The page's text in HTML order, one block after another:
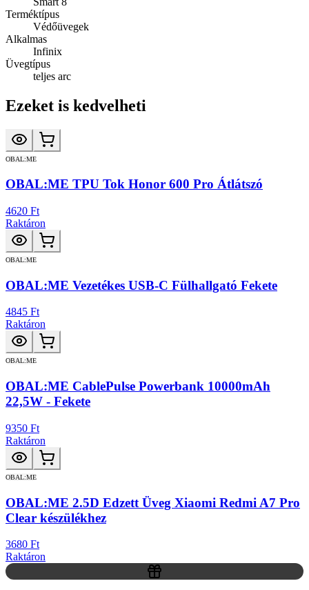
Terméktípus
Védőüvegek
Alkalmas
Infinix
Üvegtípus
teljes arc
Ezeket is kedvelheti
OBAL:ME
OBAL:ME TPU Tok Honor 600 Pro Átlátszó
4620 Ft
Raktáron
OBAL:ME
OBAL:ME Vezetékes USB-C Fülhallgató Fekete
4845 Ft
Raktáron
OBAL:ME
OBAL:ME CablePulse Powerbank 10000mAh
22,5W - Fekete
9350 Ft
Raktáron
OBAL:ME
OBAL:ME 2.5D Edzett Üveg Xiaomi Redmi A7 Pro
Clear készülékhez
3680 Ft
Raktáron